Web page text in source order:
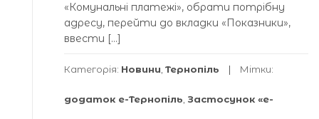
«Комунальні платежі», обрати потрібну
адресу, перейти до вкладки «Показники»,
ввести […]
Категорія: Новини Тернопіль Мітки:
додаток е-Тернопіль Застосунок «е-